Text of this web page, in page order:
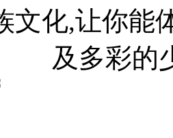
文化,让你能
及多彩的